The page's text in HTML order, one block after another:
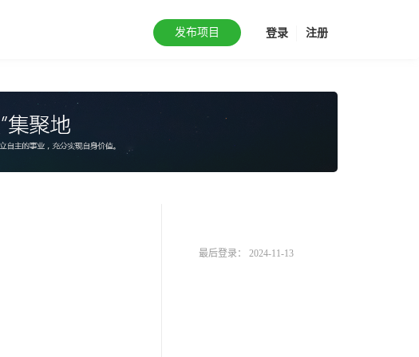
登录 注册
发布项目
最后登录： 2024-11-13